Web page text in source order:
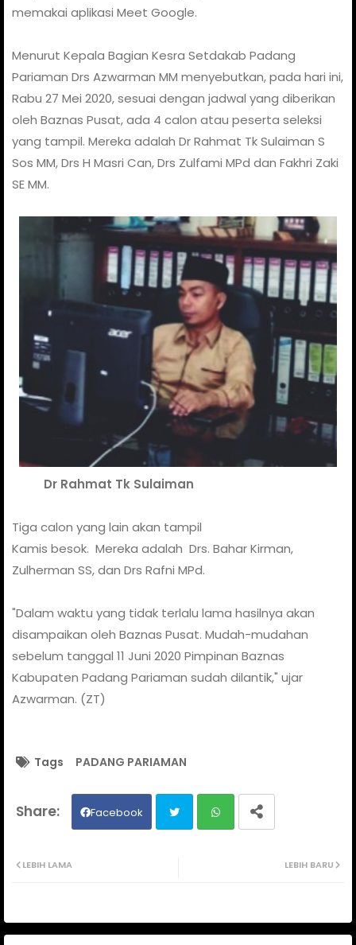
memakai aplikasi Meet Google.
Menurut Kepala Bagian Kesra Setdakab Padang
Pariaman Drs Azwarman MM menyebutkan, pada hari ini,
Rabu 27 Mei 2020, sesuai dengan jadwal yang diberikan
oleh Baznas Pusat, ada 4 calon atau peserta seleksi
yang tampil. Mereka adalah Dr Rahmat Tk Sulaiman S
Sos MM, Drs H Masri Can, Drs Zulfami MPd dan Fakhri Zaki
SE MM.
Dr Rahmat Tk Sulaiman
Tiga calon yang lain akan tampil
Kamis besok. Mereka adalah Drs. Bahar Kirman,
Zulherman SS, dan Drs Rafni MPd.
"Dalam waktu yang tidak terlalu lama hasilnya akan
disampaikan oleh Baznas Pusat. Mudah-mudahan
sebelum tanggal 11 Juni 2020 Pimpinan Baznas
Kabupaten Padang Pariaman sudah dilantik," ujar
Azwarman. (ZT)
Tags PADANG PARIAMAN
Facebook
ap
LEBIH BARU
LEBIH LAMA